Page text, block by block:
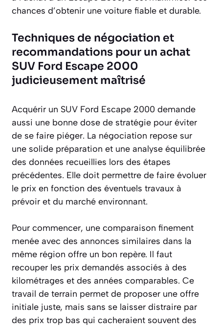
chances d’obtenir une voiture fiable et durable.
Techniques de négociation et
recommandations pour un achat
SUV Ford Escape 2000
judicieusement maîtrisé
Acquérir un SUV Ford Escape 2000 demande
aussi une bonne dose de stratégie pour éviter
de se faire piéger. La négociation repose sur
une solide préparation et une analyse équilibrée
des données recueillies lors des étapes
précédentes. Elle doit permettre de faire évoluer
le prix en fonction des éventuels travaux à
prévoir et du marché environnant.
Pour commencer, une comparaison finement
menée avec des annonces similaires dans la
même région offre un bon repère. Il faut
recouper les prix demandés associés à des
kilométrages et des années comparables. Ce
travail de terrain permet de proposer une offre
initiale juste, mais sans se laisser distraire par
des prix trop bas qui cacheraient souvent des